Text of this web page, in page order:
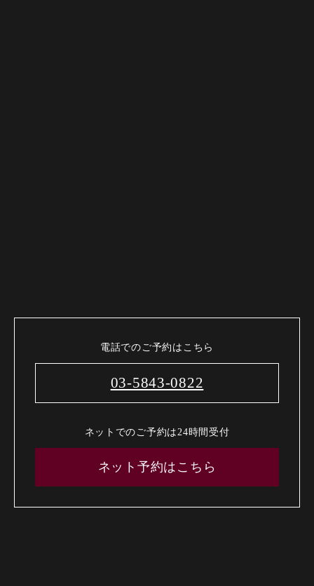
電話でのご予約はこちら
03-5843-0822
ネットでのご予約は24時間受付
ネット予約はこちら